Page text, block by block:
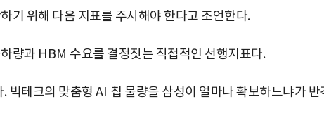
기 위해 다음 지표를 주시해야 한다고 조언한다.
량과 HBM 수요를 결정짓는 직접적인 선행지표다.
. 빅테크의 맞춤형 AI 칩 물량을 삼성이 얼마나 확보하느냐가 반